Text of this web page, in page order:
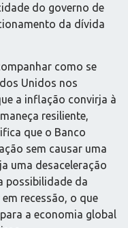
do governo de
da dívida
como se
Unidos nos
a inflação convirja à
resiliente,
que o Banco
sem causar uma
uma desaceleração
possibilidade da
recessão, o que
a economia global